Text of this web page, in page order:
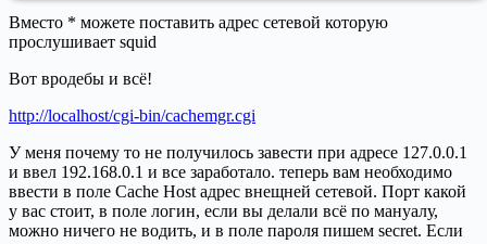
Вместо * можете поставить адрес сетевой которую
прослушивает squid
Вот вродебы и всё!
http://localhost/cgi-bin/cachemgr.cgi
У меня почему то не получилось завести при адресе 127.0.0.1
и ввел 192.168.0.1 и все заработало. теперь вам необходимо
ввести в поле Cache Host адрес внещней сетевой. Порт какой
у вас стоит, в поле логин, если вы делали всё по мануалу,
можно ничего не водить, и в поле пароля пишем secret. Если